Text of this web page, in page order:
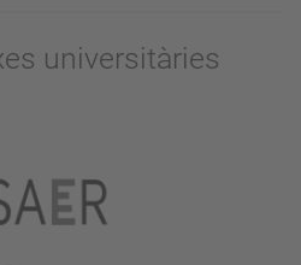
universitàries